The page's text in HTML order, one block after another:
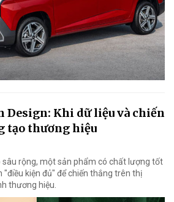
Design: Khi dữ liệu và chiến
tạo thương hiệu
sâu rộng, một sản phẩm có chất lượng tốt
"điều kiện đủ" để chiến thắng trên thị
thương hiệu.